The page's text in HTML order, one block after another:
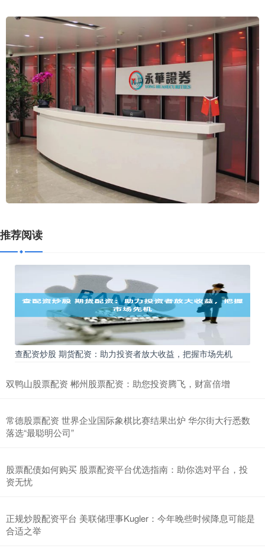
推荐阅读
查配资炒股 期货配资：助力投资者放大收益，把握市场先机
双鸭山股票配资 郴州股票配资：助您投资腾飞，财富倍增
常德股票配资 世界企业国际象棋比赛结果出炉 华尔街大行悉数
落选“最聪明公司”
股票配债如何购买 股票配资平台优选指南：助你选对平台，投
资无忧
正规炒股配资平台 美联储理事Kugler：今年晚些时候降息可能是
合适之举